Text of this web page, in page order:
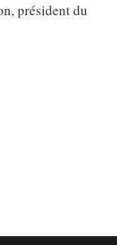
président du